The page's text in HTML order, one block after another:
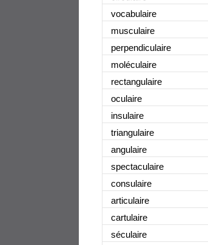
vocabulaire
musculaire
perpendiculaire
moléculaire
rectangulaire
oculaire
insulaire
triangulaire
angulaire
spectaculaire
consulaire
articulaire
cartulaire
séculaire